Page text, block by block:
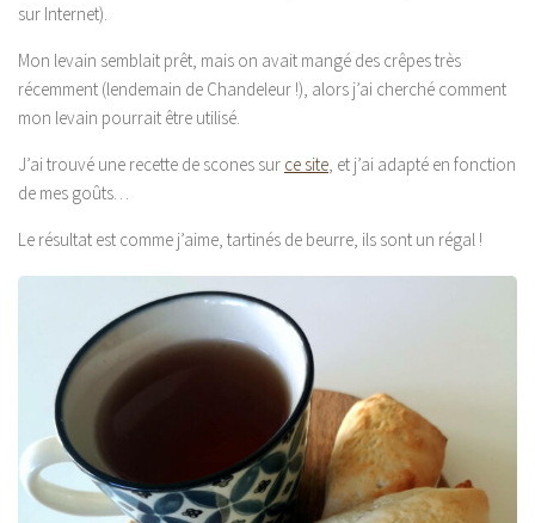
sur Internet).
Mon levain semblait prêt, mais on avait mangé des crêpes très
récemment (lendemain de Chandeleur !), alors j’ai cherché comment
mon levain pourrait être utilisé.
J’ai trouvé une recette de scones sur ce site , et j’ai adapté en fonction
de mes goûts…
Le résultat est comme j’aime, tartinés de beurre, ils sont un régal !